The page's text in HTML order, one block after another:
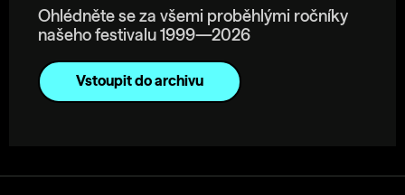
Ohlédněte se za všemi proběhlými ročníky
našeho festivalu 1999—2026
Vstoupit do archivu